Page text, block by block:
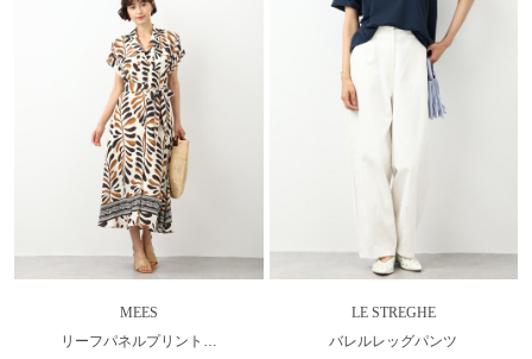
MEES
リーフパネルプリント…
LE STREGHE
バレルレッグパンツ